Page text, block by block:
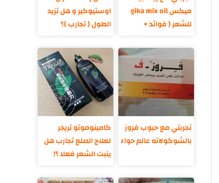
ميكس gika mix oil
للشعر ( فوائد +
اوستيوكير و هل تزيد
الطول ( تجارب )؟
تجربتي مع حبوب فروز
بالشوكولاته عالم حواء
كامينوموتو تريجر
لعلاج الصلع تجارب هل
ينبت الشعر فعلا ؟!